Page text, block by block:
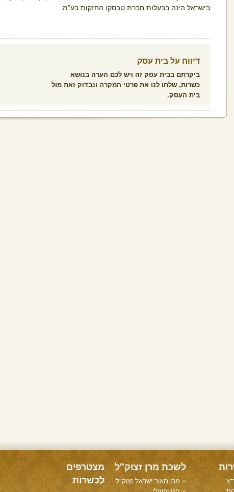
בישראל הינה בבעלות חברת טבסקו החזקות בע"מ
דיווח על בית עסק
ביקרתם בבית עסק זה ויש לכם הערה בנושא
כשרות, שלחו לנו את פרטי המקרה ונבדוק זאת מול
בית העסק.
לשכת מרן זצוק"ל
מרן מאור ישראל זצוק"ל
מצטרפים
לכשרות